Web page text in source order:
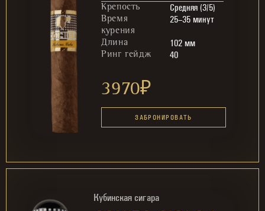
Крепость Средняя (3/5)
Время
курения
25–35 минут
Длина 102 мм
Ринг гейдж 40
3970₽
ЗАБРОНИРОВАТЬ
Кубинская сигара